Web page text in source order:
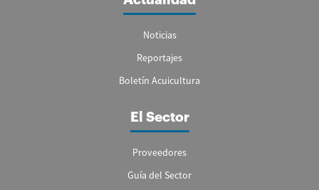
Noticias
Reportajes
Boletín Acuicultura
El Sector
Proveedores
Guía del Sector